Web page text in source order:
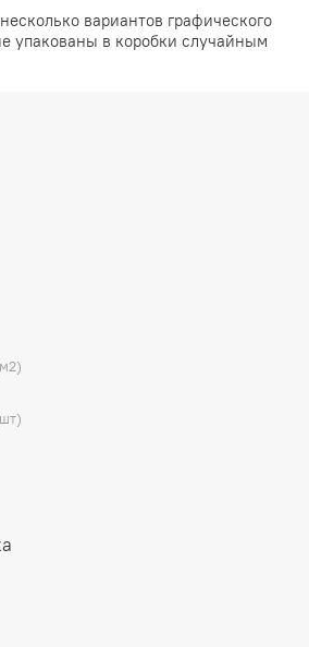
вариантов графического
упакованы в коробки случайным